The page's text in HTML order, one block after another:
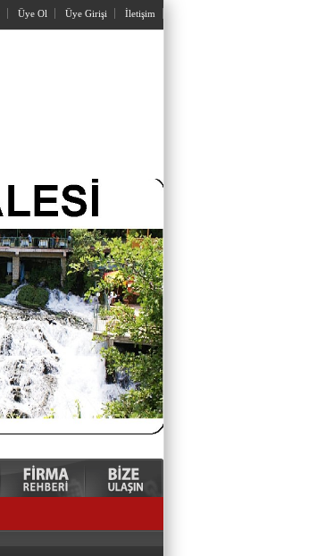
Üye Ol Üye Girişi İletişim